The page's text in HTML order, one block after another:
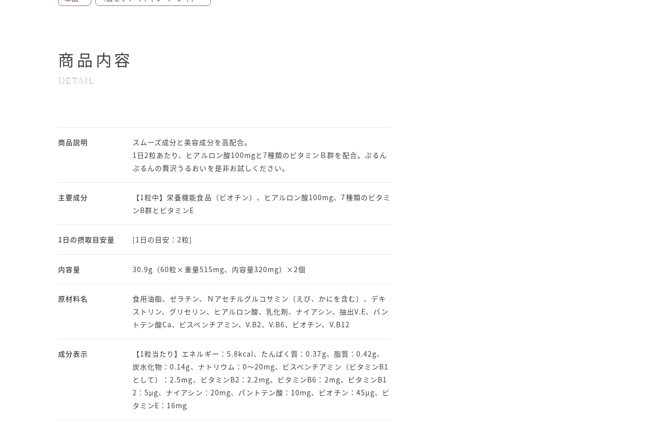
商品内容
DETAIL
商品説明
スムーズ成分と美容成分を高配合。
1日2粒あたり、ヒアルロン酸100mgと7種類のビタミンＢ群を配合。ぷるん
ぷるんの贅沢うるおいを是非お試しください。
主要成分
【1粒中】栄養機能食品（ビオチン）、ヒアルロン酸100mg、7種類のビタミ
ンB群とビタミンE
1日の摂取目安量 [1日の目安：2粒]
内容量 30.9g（60粒×重量515mg、内容量320mg）×2個
原材料名
食用油脂、ゼラチン、Ｎアセチルグルコサミン（えび、かにを含む）、デキ
ストリン、グリセリン、ヒアルロン酸、乳化剤、ナイアシン、抽出V.E、パン
トテン酸Ca、ビスベンチアミン、V.B2、V.B6、ビオチン、V.B12
成分表示
【1粒当たり】エネルギー：5.8kcal、たんぱく質：0.37g、脂質：0.42g、
炭水化物：0.14g、ナトリウム：0〜20mg、ビスベンチアミン（ビタミンB1
として）：2.5mg、ビタミンB2：2.2mg、ビタミンB6：2mg、ビタミンB1
2：5μg、ナイアシン：20mg、パントテン酸：10mg、ビオチン：45μg、ビ
タミンE：16mg